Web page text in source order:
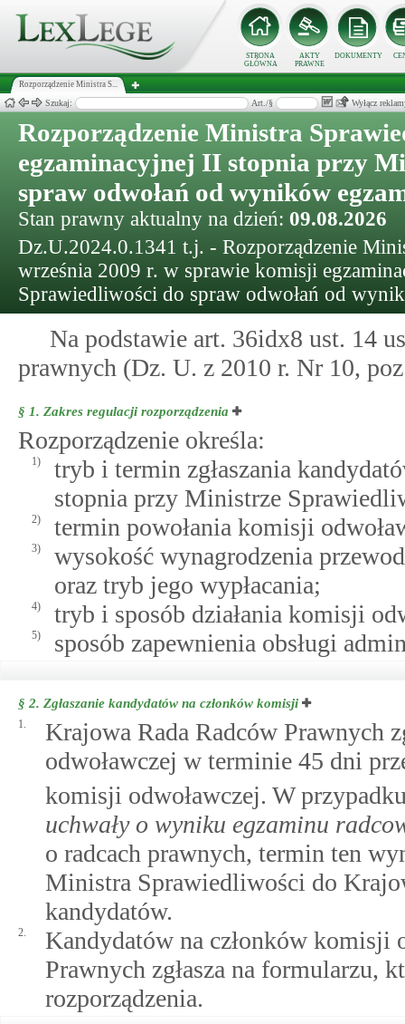
STRONA
GŁÓWNA
AKTY
PRAWNE
DOKUMENTY
Rozporządzenie Ministra S...
Szukaj: Art./§ Wyłącz
Rozporządzenie Ministra
egzaminacyjnej II stopnia przy
spraw odwołań od wyników
Stan prawny aktualny na dzień: 09.08.2026
Dz.U.2024.0.1341 t.j. - Rozporządzenie
września 2009 r. w sprawie komisji
Sprawiedliwości do spraw odwołań od
Na podstawie art. 36idx8 ust. 14
prawnych (Dz. U. z 2010 r. Nr 10,
§ 1. Zakres regulacji rozporządzenia
Rozporządzenie określa:
1)
tryb i termin zgłaszania
stopnia przy Ministrze
2) termin powołania komisji
3)
wysokość wynagrodzenia
oraz tryb jego wypłacania;
4) tryb i sposób działania komisji
5) sposób zapewnienia obsługi
§ 2. Zgłaszanie kandydatów na członków komisji
1.
Krajowa Rada Radców Prawnych
odwoławczej w terminie 45 dni
komisji odwoławczej. W
uchwały o wyniku egzaminu
o radcach prawnych, termin ten
Ministra Sprawiedliwości do
kandydatów.
2.
Kandydatów na członków komisji
Prawnych zgłasza na formularzu,
rozporządzenia.